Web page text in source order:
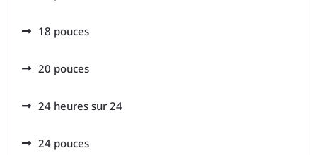
18 pouces
20 pouces
24 heures sur 24
24 pouces